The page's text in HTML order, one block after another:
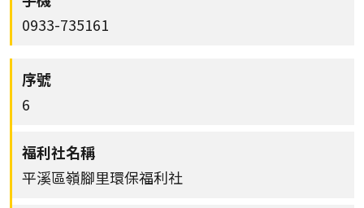
0933-735161
6
平溪區嶺腳里環保福利社